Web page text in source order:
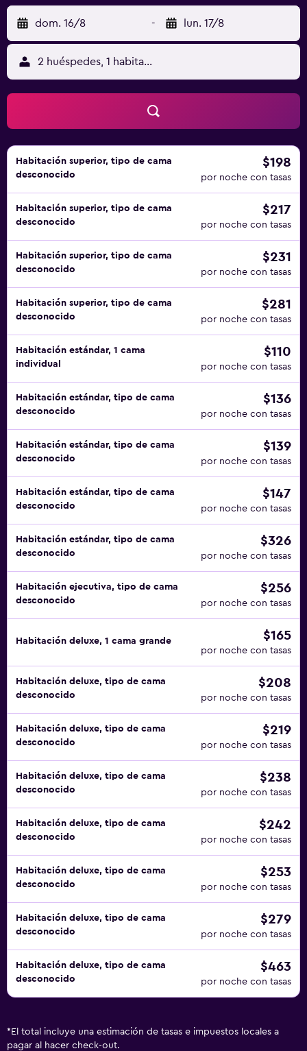
cafetera y tetera. Se ofrece servicio de descubierta
nocturno y servicio de limpieza todos los días. Es posible
solicitar tabla de planchar con plancha. En el alojamiento
hay piscina cubierta y bañera de hidromasaje. Otros
servicios de ocio y esparcimiento incluyen centro de
bienestar y sauna.
dom. 16/8 - lun. 17/8
2 huéspedes, 1 habitación
Habitación superior, tipo de cama
desconocido
$198
por noche con tasas
Habitación superior, tipo de cama
desconocido
$217
por noche con tasas
Habitación superior, tipo de cama
desconocido
$231
por noche con tasas
Habitación superior, tipo de cama
desconocido
$281
por noche con tasas
Habitación estándar, 1 cama
individual
$110
por noche con tasas
Habitación estándar, tipo de cama
desconocido
$136
por noche con tasas
Habitación estándar, tipo de cama
desconocido
$139
por noche con tasas
Habitación estándar, tipo de cama
desconocido
$147
por noche con tasas
Habitación estándar, tipo de cama
desconocido
$326
por noche con tasas
Habitación ejecutiva, tipo de cama
desconocido
$256
por noche con tasas
Habitación deluxe, 1 cama grande $165
por noche con tasas
Habitación deluxe, tipo de cama
desconocido
$208
por noche con tasas
Habitación deluxe, tipo de cama
desconocido
$219
por noche con tasas
Habitación deluxe, tipo de cama
desconocido
$238
por noche con tasas
Habitación deluxe, tipo de cama
desconocido
$242
por noche con tasas
Habitación deluxe, tipo de cama
desconocido
$253
por noche con tasas
Habitación deluxe, tipo de cama
desconocido
$279
por noche con tasas
Habitación deluxe, tipo de cama
desconocido
$463
por noche con tasas
* El total incluye una estimación de tasas e impuestos locales a
pagar al hacer check-out.